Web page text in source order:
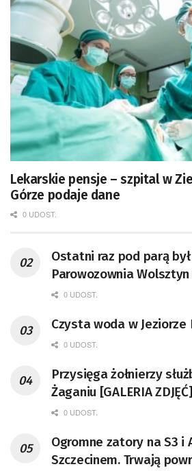
Lekarskie pensje – szpital w
Górze podaje dane
0 UDOST.
Ostatni raz pod parą był
Parowozownia
remont unikatowego Tr5-
0 UDOST.
Czysta woda w Jeziorze
0 UDOST.
Przysięga żołnierzy
Żaganiu [GALERIA ZDJĘĆ]
0 UDOST.
Ogromne zatory na S3 i
Szczecinem. Trwają